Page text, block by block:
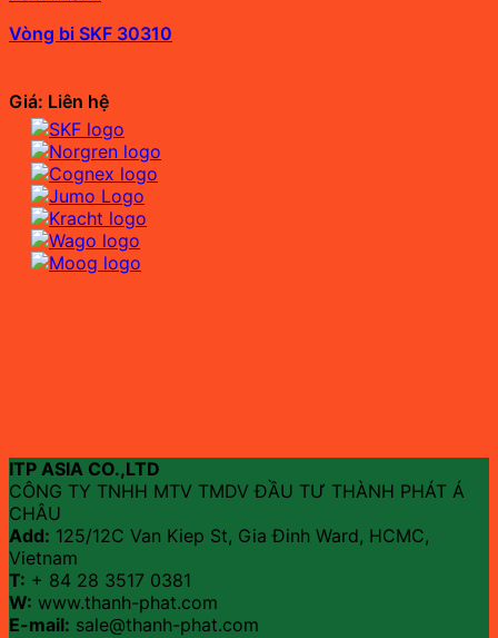
Vòng bi SKF 30310
Giá: Liên hệ
ITP ASIA CO.,LTD
CÔNG TY TNHH MTV TMDV ĐẦU TƯ THÀNH PHÁT Á
CHÂU
Add: 125/12C Van Kiep St, Gia Đinh Ward, HCMC,
Vietnam
T: + 84 28 3517 0381
W: www.thanh-phat.com
E-mail: sale@thanh-phat.com